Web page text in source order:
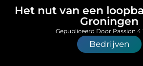
Het nut van een
Groningen
Bedrijven
Gepubliceerd Door Passion 4